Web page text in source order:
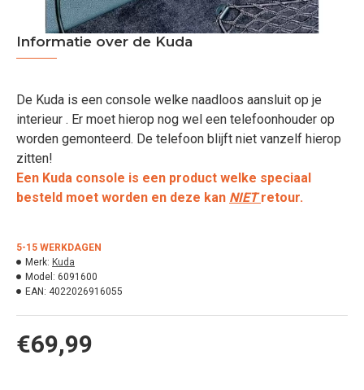
Informatie over de Kuda
De Kuda is een console welke naadloos aansluit op je
interieur . Er moet hierop nog wel een telefoonhouder op
worden gemonteerd. De telefoon blijft niet vanzelf hierop
zitten!
Een Kuda console is een product welke speciaal
besteld moet worden en deze kan NIETretour.
€69,99
5-15 WERKDAGEN
Merk: Kuda
Model: 6091600
EAN: 4022026916055